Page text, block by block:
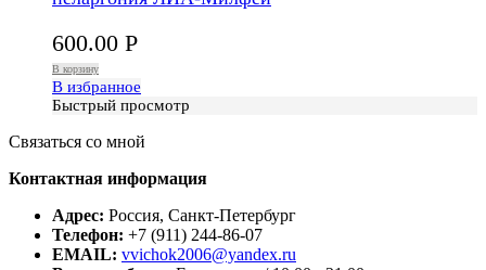
600.00 Р
В корзину
В избранное
Быстрый просмотр
Связаться со мной
Контактная информация
Адрес: Россия, Санкт-Петербург
Телефон: +7 (911) 244-86-07
EMAIL: vvichok2006@yandex.ru